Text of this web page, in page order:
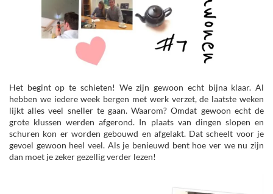
Het begint op te schieten! We zijn gewoon echt bijna klaar. Al
hebben we iedere week bergen met werk verzet, de laatste weken
lijkt alles veel sneller te gaan. Waarom? Omdat gewoon echt de
grote klussen werden afgerond. In plaats van dingen slopen en
schuren kon er worden gebouwd en afgelakt. Dat scheelt voor je
gevoel gewoon heel veel. Als je benieuwd bent hoe ver we nu zijn
dan moet je zeker gezellig verder lezen!